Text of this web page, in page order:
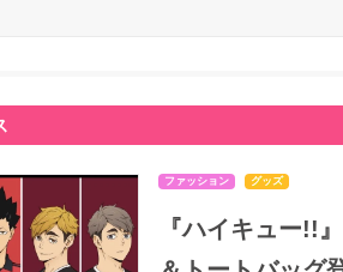
ファッション グッズ
『ハイキュー!!